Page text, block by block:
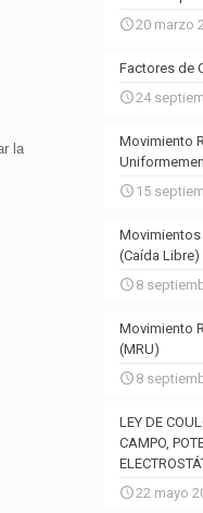
la
20 marzo
Factores de
24
Movimiento
15
(Caída Libre)
8
Movimiento
(MRU)
8
LEY DE
CAMPO,
22 mayo